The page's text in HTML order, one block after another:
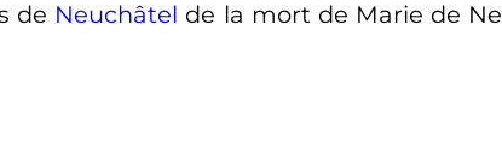
de Neuchâtel de la mort de Marie de